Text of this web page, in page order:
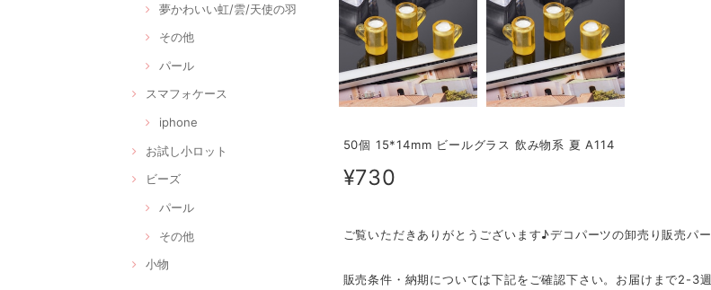
夢かわいい虹/雲/天使の羽
その他
パール
スマフォケース
iphone
お試し小ロット
ビーズ
パール
その他
小物
50個 15*14mm ビールグラス 飲み物系 夏 A114
¥730
ご覧いただきありがとうございます♪デコパーツの卸売り販売パ
販売条件・納期については下記をご確認下さい。お届けまで2-3